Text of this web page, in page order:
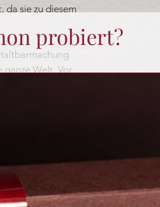
da sie zu diesem
ganze Welt. Vor
Bewertungen vorhanden
probiert?